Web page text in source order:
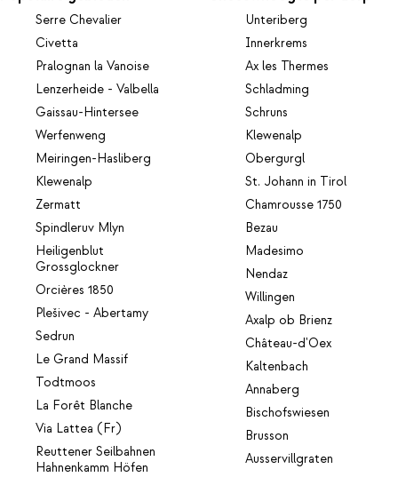
Serre Chevalier
Civetta
Pralognan la Vanoise
Lenzerheide - Valbella
Gaissau-Hintersee
Werfenweng
Meiringen-Hasliberg
Klewenalp
Zermatt
Spindleruv Mlyn
Heiligenblut
Grossglockner
Orcières 1850
Plešivec - Abertamy
Sedrun
Le Grand Massif
Todtmoos
La Forêt Blanche
Via Lattea (Fr)
Reuttener Seilbahnen
Hahnenkamm Höfen
Unteriberg
Innerkrems
Ax les Thermes
Schladming
Schruns
Klewenalp
Obergurgl
St. Johann in Tirol
Chamrousse 1750
Bezau
Madesimo
Nendaz
Willingen
Axalp ob Brienz
Château-d'Oex
Kaltenbach
Annaberg
Bischofswiesen
Brusson
Ausservillgraten